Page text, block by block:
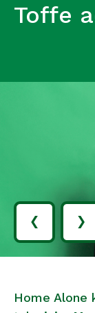
Toffe
‹ ›
Home